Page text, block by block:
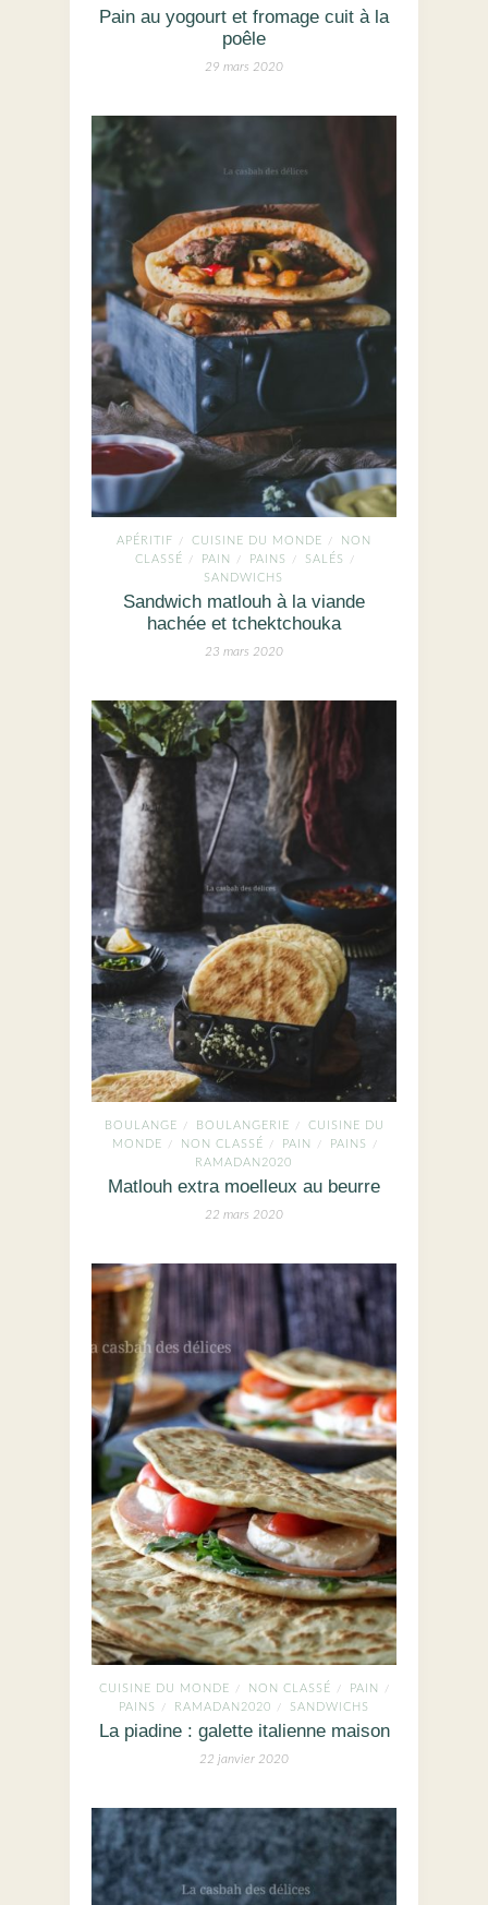
Pain au yogourt et fromage cuit à la
poêle
29 mars 2020
APÉRITIF / CUISINE DU MONDE /
NON
CLASSÉ
/ PAIN / PAINS / SALÉS /
SANDWICHS
Sandwich matlouh à la viande
hachée et tchektchouka
23 mars 2020
BOULANGE / BOULANGERIE /
CUISINE DU
MONDE
/ NON CLASSÉ / PAIN / PAINS /
RAMADAN2020
Matlouh extra moelleux au beurre
22 mars 2020
CUISINE DU MONDE / NON CLASSÉ / PAIN /
PAINS / RAMADAN2020 / SANDWICHS
La piadine : galette italienne maison
22 janvier 2020